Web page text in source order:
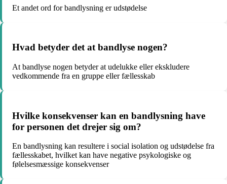
Et andet ord for bandlysning er udstødelse
Hvad betyder det at bandlyse nogen?
At bandlyse nogen betyder at udelukke eller ekskludere
vedkommende fra en gruppe eller fællesskab
Hvilke konsekvenser kan en bandlysning have
for personen det drejer sig om?
En bandlysning kan resultere i social isolation og udstødelse fra
fællesskabet, hvilket kan have negative psykologiske og
følelsesmæssige konsekvenser